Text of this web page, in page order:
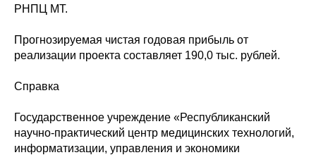
РНПЦ МТ.
Прогнозируемая чистая годовая прибыль от
реализации проекта составляет 190,0 тыс. рублей.
Справка
Государственное учреждение «Республиканский
научно-практический центр медицинских технологий,
информатизации, управления и экономики